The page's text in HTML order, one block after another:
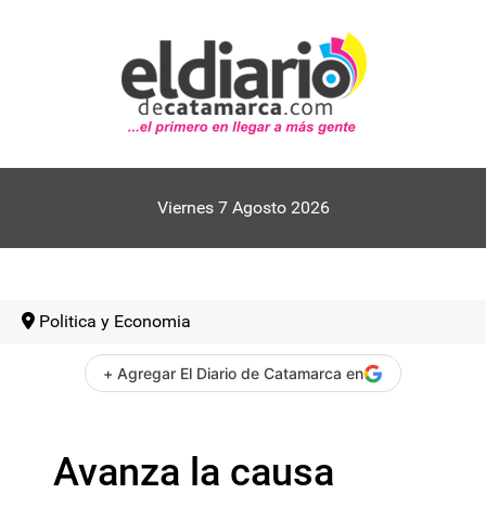
Viernes 7 Agosto 2026
Politica y Economia
+ Agregar El Diario de Catamarca en
Avanza la causa